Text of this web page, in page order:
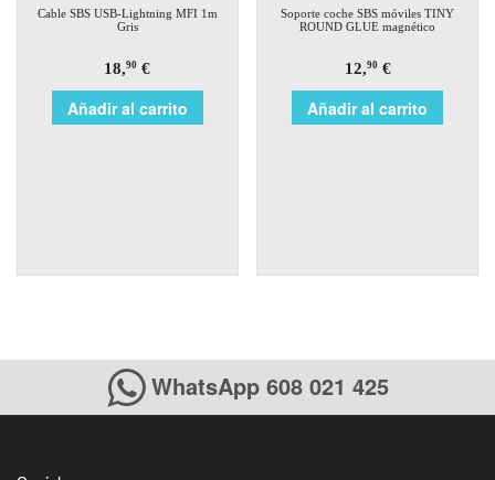
Cable SBS USB-Lightning MFI 1m
Gris
18,90 €
Añadir al carrito
Soporte coche SBS móviles TINY
ROUND GLUE magnético
12,90€
Añadir al carrito
WhatsApp 608 021 425